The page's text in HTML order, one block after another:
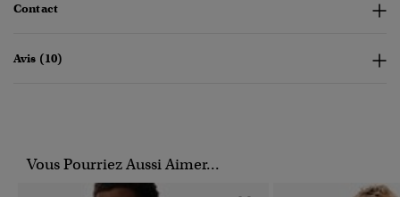
Contact
Avis (10)
Vous Pourriez Aussi Aimer...